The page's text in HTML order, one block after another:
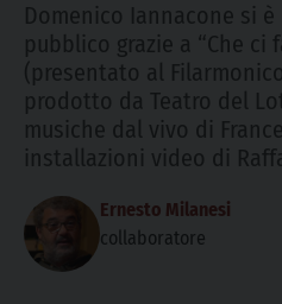
Domenico Iannacone si
pubblico grazie a “Che ci
(presentato al
prodotto da Teatro del
musiche dal vivo di
installazioni video di
Ernesto Milanesi
collaboratore